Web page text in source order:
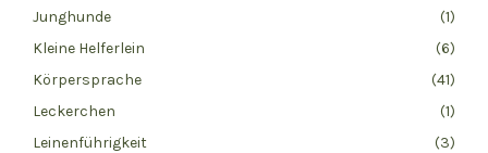
Junghunde
(1)
Kleine Helferlein
(6)
Körpersprache
(41)
Leckerchen
(1)
Leinenführigkeit
(3)